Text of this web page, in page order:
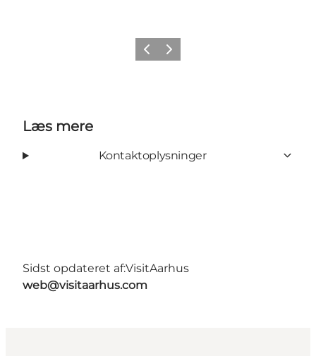
ForrigeNæste
Læs mere
Kontaktoplysninger
Sidst opdateret af:VisitAarhus
web@visitaarhus.com